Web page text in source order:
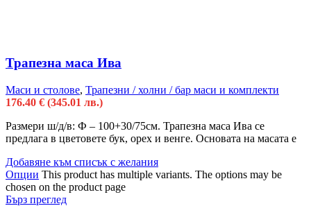
Трапезна маса Ива
Маси и столове, Трапезни / холни / бар маси и комплекти
176.40 € (345.01 лв.)
Размери ш/д/в: Ф – 100+30/75см. Трапезна маса Ива се
предлага в цветовете бук, орех и венге. Основата на масата е
Добавяне към списък с желания
Опции This product has multiple variants. The options may be
chosen on the product page
Бърз преглед